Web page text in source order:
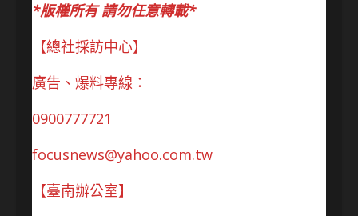
*版權所有 請勿任意轉載*
【總社採訪中心】
廣告、爆料專線：
0900777721
focusnews@yahoo.com.tw
【臺南辦公室】